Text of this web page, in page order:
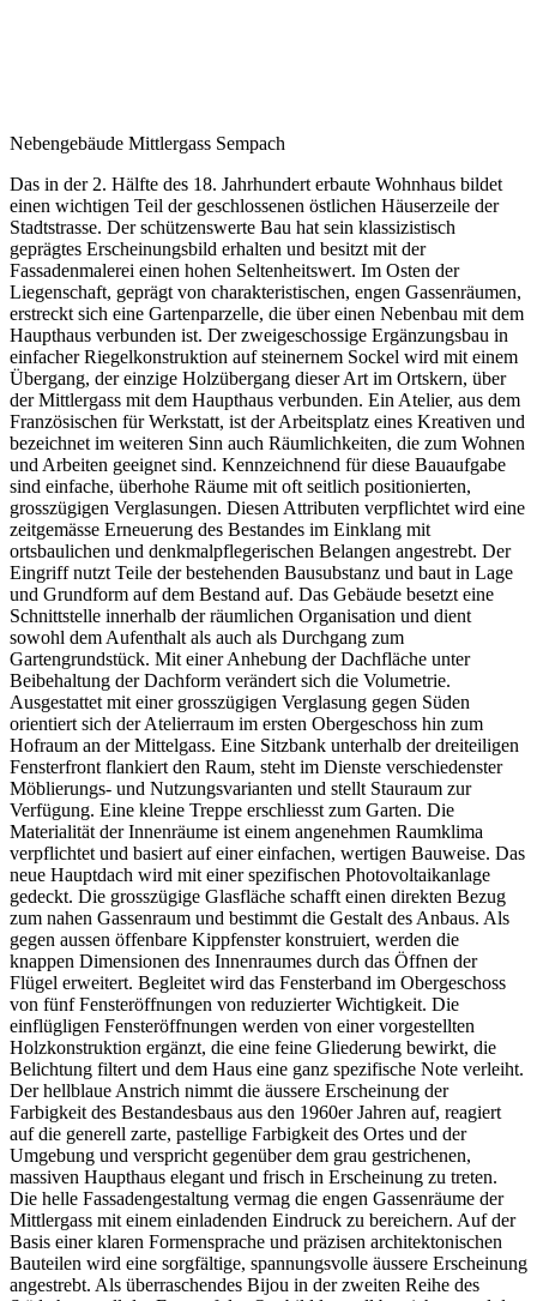
Nebengebäude Mittlergass Sempach
Das in der 2. Hälfte des 18. Jahrhundert erbaute Wohnhaus bildet
einen wichtigen Teil der geschlossenen östlichen Häuserzeile der
Stadtstrasse. Der schützenswerte Bau hat sein klassizistisch
geprägtes Erscheinungsbild erhalten und besitzt mit der
Fassadenmalerei einen hohen Seltenheitswert. Im Osten der
Liegenschaft, geprägt von charakteristischen, engen Gassenräumen,
erstreckt sich eine Gartenparzelle, die über einen Nebenbau mit dem
Haupthaus verbunden ist. Der zweigeschossige Ergänzungsbau in
einfacher Riegelkonstruktion auf steinernem Sockel wird mit einem
Übergang, der einzige Holzübergang dieser Art im Ortskern, über
der Mittlergass mit dem Haupthaus verbunden. Ein Atelier, aus dem
Französischen für Werkstatt, ist der Arbeitsplatz eines Kreativen und
bezeichnet im weiteren Sinn auch Räumlichkeiten, die zum Wohnen
und Arbeiten geeignet sind. Kennzeichnend für diese Bauaufgabe
sind einfache, überhohe Räume mit oft seitlich positionierten,
grosszügigen Verglasungen. Diesen Attributen verpflichtet wird eine
zeitgemässe Erneuerung des Bestandes im Einklang mit
ortsbaulichen und denkmalpflegerischen Belangen angestrebt. Der
Eingriff nutzt Teile der bestehenden Bausubstanz und baut in Lage
und Grundform auf dem Bestand auf. Das Gebäude besetzt eine
Schnittstelle innerhalb der räumlichen Organisation und dient
sowohl dem Aufenthalt als auch als Durchgang zum
Gartengrundstück. Mit einer Anhebung der Dachfläche unter
Beibehaltung der Dachform verändert sich die Volumetrie.
Ausgestattet mit einer grosszügigen Verglasung gegen Süden
orientiert sich der Atelierraum im ersten Obergeschoss hin zum
Hofraum an der Mittelgass. Eine Sitzbank unterhalb der dreiteiligen
Fensterfront flankiert den Raum, steht im Dienste verschiedenster
Möblierungs- und Nutzungsvarianten und stellt Stauraum zur
Verfügung. Eine kleine Treppe erschliesst zum Garten. Die
Materialität der Innenräume ist einem angenehmen Raumklima
verpflichtet und basiert auf einer einfachen, wertigen Bauweise. Das
neue Hauptdach wird mit einer spezifischen Photovoltaikanlage
gedeckt. Die grosszügige Glasfläche schafft einen direkten Bezug
zum nahen Gassenraum und bestimmt die Gestalt des Anbaus. Als
gegen aussen öffenbare Kippfenster konstruiert, werden die
knappen Dimensionen des Innenraumes durch das Öffnen der
Flügel erweitert. Begleitet wird das Fensterband im Obergeschoss
von fünf Fensteröffnungen von reduzierter Wichtigkeit. Die
einflügligen Fensteröffnungen werden von einer vorgestellten
Holzkonstruktion ergänzt, die eine feine Gliederung bewirkt, die
Belichtung filtert und dem Haus eine ganz spezifische Note verleiht.
Der hellblaue Anstrich nimmt die äussere Erscheinung der
Farbigkeit des Bestandesbaus aus den 1960er Jahren auf, reagiert
auf die generell zarte, pastellige Farbigkeit des Ortes und der
Umgebung und verspricht gegenüber dem grau gestrichenen,
massiven Haupthaus elegant und frisch in Erscheinung zu treten.
Die helle Fassadengestaltung vermag die engen Gassenräume der
Mittlergass mit einem einladenden Eindruck zu bereichern. Auf der
Basis einer klaren Formensprache und präzisen architektonischen
Bauteilen wird eine sorgfältige, spannungsvolle äussere Erscheinung
angestrebt. Als überraschendes Bijou in der zweiten Reihe des